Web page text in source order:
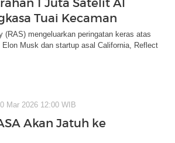
1 Juta Satelit AI
Tuai Kecaman
(RAS) mengeluarkan peringatan keras atas
Musk dan startup asal California, Reflect
Mar 2026 12:00 WIB
Akan Jatuh ke